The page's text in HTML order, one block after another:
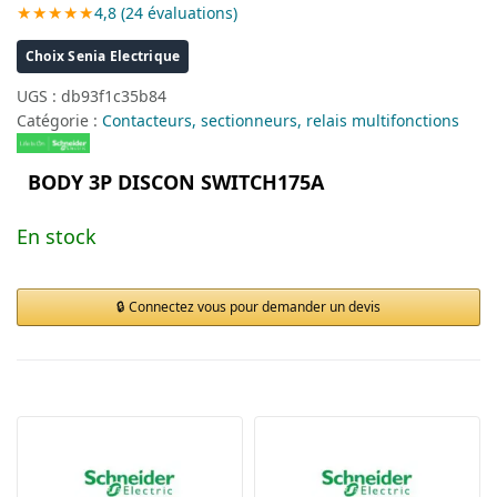
★★★★★4,8 (24 évaluations)
Choix Senia Electrique
UGS : db93f1c35b84
Catégorie : Contacteurs, sectionneurs, relais multifonctions
BODY 3P DISCON SWITCH175A
En stock
Connectez vous pour demander un devis